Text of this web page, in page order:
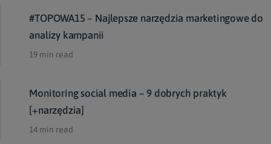
#TOPOWA15 – Najlepsze narzędzia marketingowe do
analizy kampanii
19 min read
Monitoring social media – 9 dobrych praktyk
[+narzędzia]
14 min read